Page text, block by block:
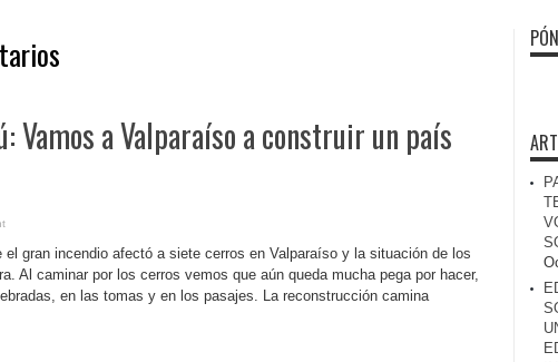
Vamos a Valparaíso a construir un país
gran incendio afectó a siete cerros en Valparaíso y la situación de los
Al caminar por los cerros vemos que aún queda mucha pega por hacer,
en las tomas y en los pasajes. La reconstrucción camina